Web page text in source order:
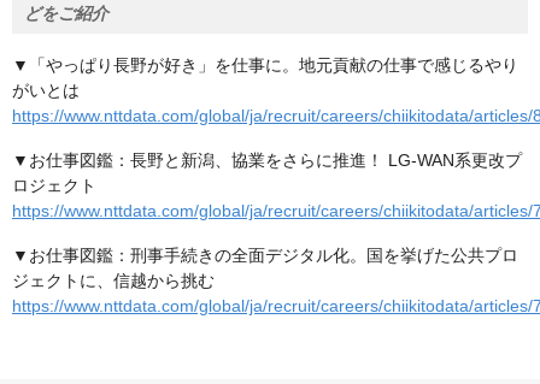
どをご紹介
▼「やっぱり長野が好き」を仕事に。地元貢献の仕事で感じるやり
がいとは
https://www.nttdata.com/global/ja/recruit/careers/chiikitodata/articles/
▼お仕事図鑑：長野と新潟、協業をさらに推進！ LG-WAN系更改プ
ロジェクト
https://www.nttdata.com/global/ja/recruit/careers/chiikitodata/articles/
▼お仕事図鑑：刑事手続きの全面デジタル化。国を挙げた公共プロ
ジェクトに、信越から挑む
https://www.nttdata.com/global/ja/recruit/careers/chiikitodata/articles/